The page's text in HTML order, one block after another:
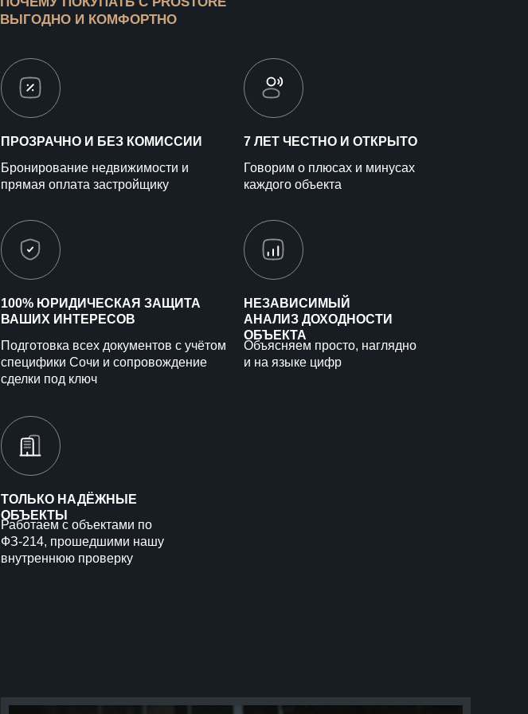
ВЫГОДНО И КОМФОРТНО
Бронирование недвижимости и
прямая оплата застройщику
Говорим о плюсах и минусах
каждого объекта
ПРОЗРАЧНО И БЕЗ КОМИССИИ 7 ЛЕТ ЧЕСТНО И ОТКРЫТО
Подготовка всех документов с учётом
специфики Сочи и сопровождение
сделки под ключ
Объясняем просто, наглядно
и на языке цифр
100% ЮРИДИЧЕСКАЯ ЗАЩИТА
ВАШИХ ИНТЕРЕСОВ
НЕЗАВИСИМЫЙ
АНАЛИЗ ДОХОДНОСТИ
ОБЪЕКТА
Работаем с объектами по
ФЗ-214, прошедшими нашу
внутреннюю проверку
ТОЛЬКО НАДЁЖНЫЕ
ОБЪЕКТЫ